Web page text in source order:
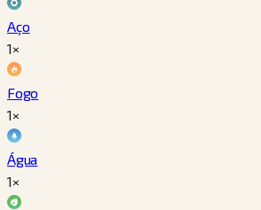
Aço
1×
Fogo
1×
Água
1×